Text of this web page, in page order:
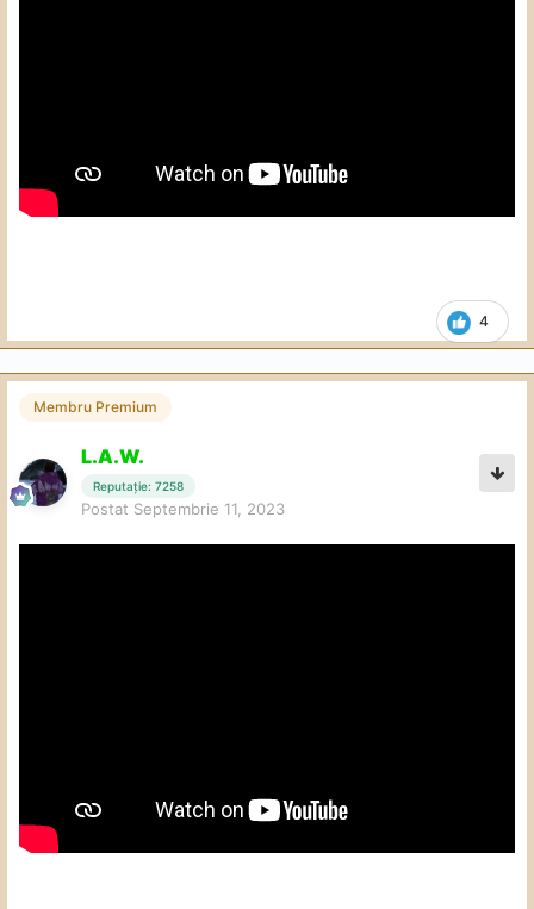
4
Membru Premium
L.A.W.
Reputație: 7258
Postat Septembrie 11, 2023